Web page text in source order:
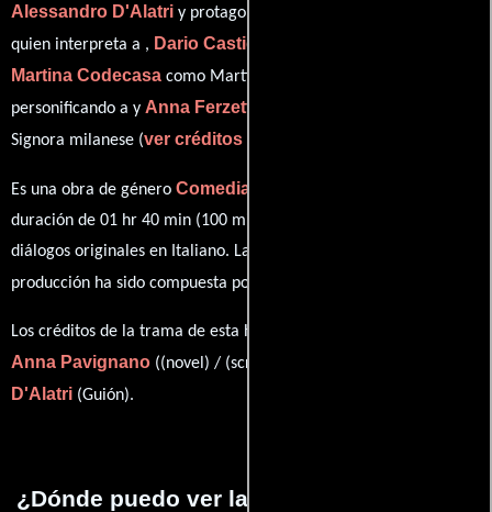
Alessandro D'Alatri y protagonizada por
quien interpreta a , Dario Castiglio
Martina Codecasa como Martina,
personificando a y Anna Ferzetti
Signora milanese (ver créditos completos
Es una obra de género Comedia
duración de 01 hr 40 min (100 minutos), esta película tiene
diálogos originales en Italiano. La banda sonora para esta
producción ha sido compuesta por
Los créditos de la trama de esta historia están divididos entre
Anna Pavignano ((novel) / (screenplay)) y
D'Alatri (Guión).
¿Dónde puedo ver la películas Sul mare?